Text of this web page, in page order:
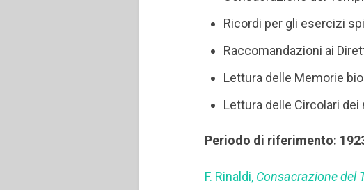
Ricordi per gli esercizi
Raccomandazioni ai
Lettura delle Memorie
Lettura delle Circolari dei
Periodo di riferimento:
F. Rinaldi, Consacrazione del